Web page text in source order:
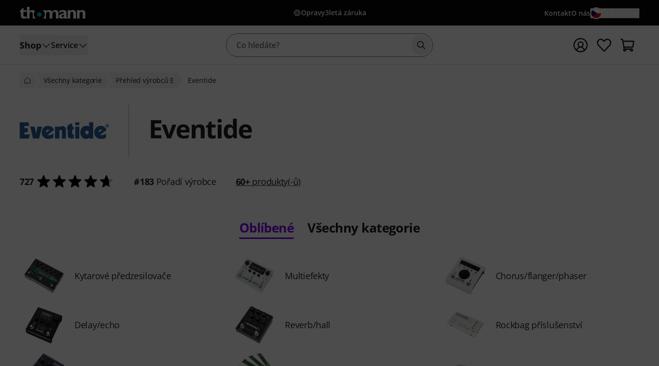
Opravy3letá záruka KontaktO nás
Shop Service Začít vyhledávání s vyhledávaným výrazem {searchTerm}
Všechny kategorie Přehled výrobců E Eventide
Eventide
727 #183Pořadí výrobce 60+produkty(-ů)
Oblíbené Všechny kategorie
Kytarové předzesilovače Multiefekty Chorus/flanger/phaser
Delay/echo Reverb/hall Rockbag příslušenství